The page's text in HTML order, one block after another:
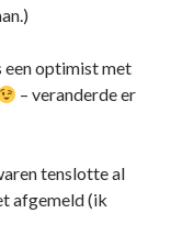
een optimist met
– veranderde er
tenslotte al
afgemeld (ik